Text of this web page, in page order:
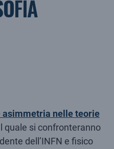
asimmetria nelle teorie
quale si confronteranno
dell’INFN e fisico